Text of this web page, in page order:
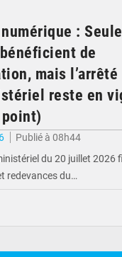
:
de
mais l’arrêté
reste en
Publié à 08h44
du 20 juillet 2026
redevances du…